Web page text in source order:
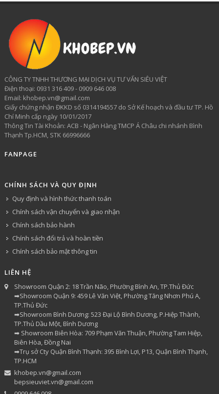
CÔNG TY TNHH THƯƠNG MẠI DỊCH VỤ TƯ VẤN SIÊU VIỆT
​Điện thoại: 0931 316 409 - 0909 646 008
Email: khobep.vn@gmail.com
Giấy chứng nhận ĐKKD số 0314194557 do Sở Kế hoạch và đầu tư TP. Hồ
Chí Minh cấp ngày 10/01/2017
Thông Tin Tài Khoản: ACB - Ngân Hàng TMCP Á Châu chi nhánh Bình
Thạnh Tp.HCM, STK 66996666
FANPAGE
CHÍNH SÁCH VÀ QUY ĐỊNH
Quy định và hình thức thanh toán
Chính sách vận chuyển và giao nhận
Chính sách bảo hành
Chính sách đổi trả và hoàn tiền
Chính sách bảo mật thông tin
LIÊN HỆ
Showroom Quận 2: 18 Trần Não, Phường Bình An, TP.Thủ Đức
➡Showroom Quận 9: 459 Lê Văn Việt, Phường Tăng Nhơn Phú A,
TP.Thủ Đức
➡Showroom Bình Dương: 523 Đại Lộ Bình Dương, P.Hiệp Thành,
TP.Thủ Dầu Một, Bình Dương
➡ Showroom Biên Hòa: 709 Phạm Văn Thuận, Phường Tam Hiệp,
Biên Hòa, Đồng Nai
➡Trụ sở Cty Quận Bình Thạnh: 395 Bình Lợi, P13, Quận Bình Thạnh,
TP.HCM
khobep.vn@gmail.com
bepsieuviet.vn@gmail.com